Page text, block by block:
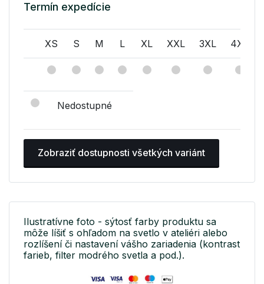
Termín expedície
XS S M L XL XXL 3XL 4XL
Nedostupné
Zobraziť dostupnosti všetkých variánt
Ilustratívne foto - sýtosť farby produktu sa
môže líšiť s ohľadom na svetlo v ateliéri alebo
rozlíšení či nastavení vášho zariadenia (kontrast
farieb, filter modrého svetla a pod.).